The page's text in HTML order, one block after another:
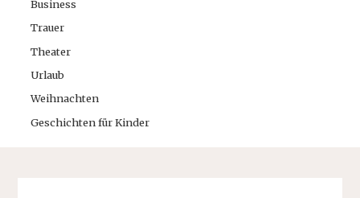
Business
Trauer
Theater
Urlaub
Weihnachten
Geschichten für Kinder